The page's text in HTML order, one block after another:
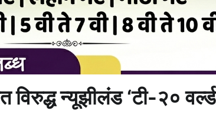
विरुद्ध न्यूझीलंड ‘टी-२०